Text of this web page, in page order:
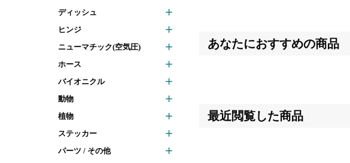
ディッシュ
ヒンジ
ニューマチック(空気圧)
ホース
バイオニクル
動物
植物
ステッカー
パーツ / その他
あなたにおすすめの商品
最近閲覧した商品